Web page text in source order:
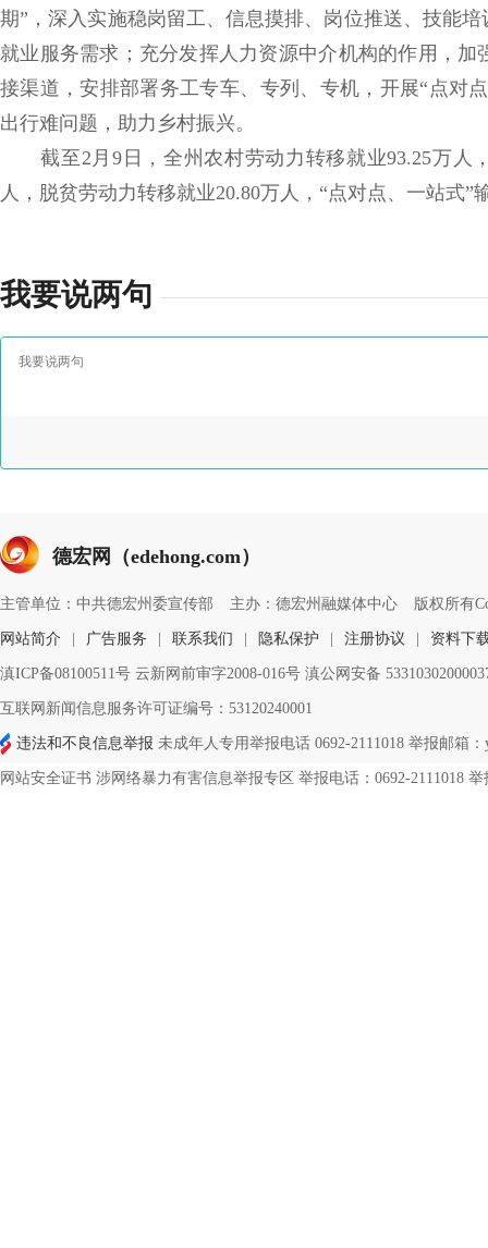
期”，深入实施稳岗留工、信息摸排、岗位推送、技能
就业服务需求；充分发挥人力资源中介机构的作用，
接渠道，安排部署务工专车、专列、专机，开展“点对
出行难问题，助力乡村振兴。
截至2月9日，全州农村劳动力转移就业93.25万人
人，脱贫劳动力转移就业20.80万人，“点对点、一站式”
我要说两句
德宏网（edehong.com）
主管单位：中共德宏州委宣传部 主办：德宏州融媒体中心 版权所有
网站简介 广告服务 联系我们 隐私保护 注册协议 资料下
滇ICP备08100511号 云新网前审字2008-016号 滇公网安备
互联网新闻信息服务许可证编号：53120240001
违法和不良信息举报 未成年人专用举报电话 0692-2111018 举报邮箱：
网站安全证书 涉网络暴力有害信息举报专区 举报电话：0692-2111018 举